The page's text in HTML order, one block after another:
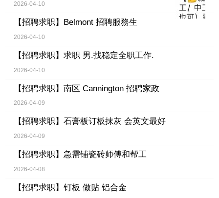
2026-04-10
【招聘求职】 Belmont 招聘服務生
2026-04-10
【招聘求职】 求职 男.找稳定全职工作.
2026-04-10
【招聘求职】 南区 Cannington 招聘家政
2026-04-09
【招聘求职】 石膏板订板抹灰 会英文最好
2026-04-09
【招聘求职】 急需铺瓷砖师傅和帮工
2026-04-08
【招聘求职】 钉板 做贴 铝合金